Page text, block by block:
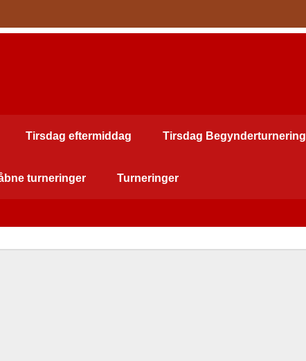
Tirsdag eftermiddag Tirsdag Begynderturnering
turneringer Turneringer